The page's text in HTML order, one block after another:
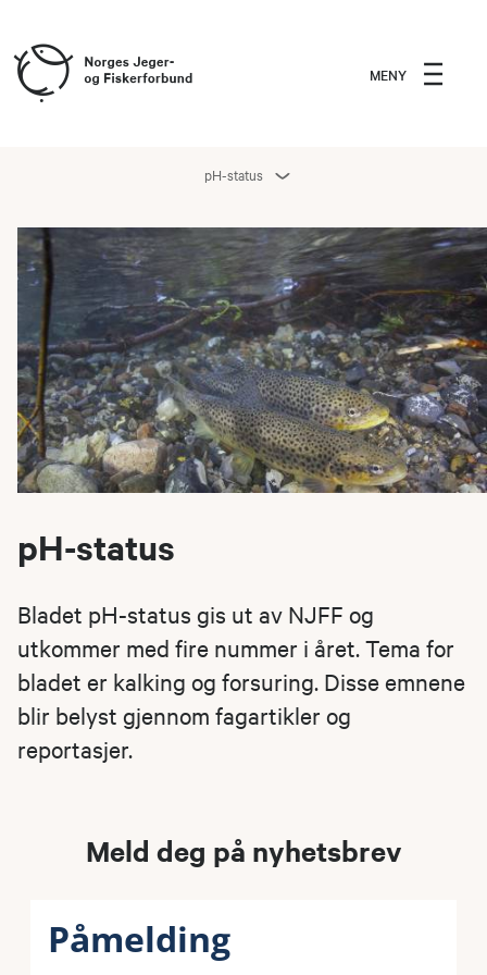
MENY
pH-status
pH-status
Bladet pH-status gis ut av NJFF og
utkommer med fire nummer i året. Tema for
bladet er kalking og forsuring. Disse emne​ne
blir belyst gjennom fagartikler og
reportasjer.
Meld deg på nyhetsbrev